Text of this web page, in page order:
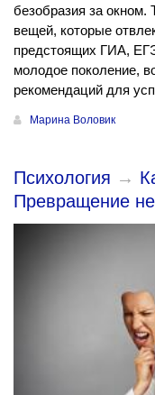
безобразия за окном.
вещей, которые
предстоящих ГИА,
молодое поколение,
рекомендаций для
Марина Воловик
Психология →
Превращение